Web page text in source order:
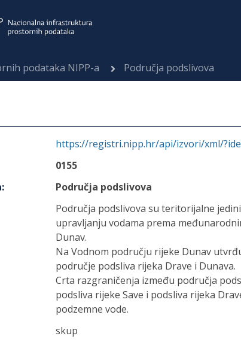
podataka NIPP-a Područja podslivova
https://registri.nipp.hr/api/izvori/xml/
0155
:
Područja podslivova
Područja podslivova su teritorijalne
upravljanju vodama prema
Dunav.
Na Vodnom području rijeke Dunav
područje podsliva rijeka Drave i Dunava.
Crta razgraničenja između područja
podsliva rijeke Save i podsliva rijeka
podzemne vode.
skup